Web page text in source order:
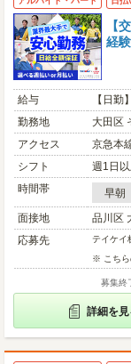
【
経
給与
【日
勤務地
大田区
アクセス
京急本
シフト
週1日
時間帯
早朝
面接地
品川区
応募先
テイケイ
※ こちら
募集終
詳細を見